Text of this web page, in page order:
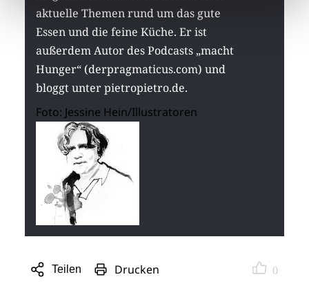
aktuelle Themen rund um das gute
Essen und die feine Küche. Er ist
außerdem Autor des Podcasts „macht
Hunger“ (derpragmaticus.com) und
bloggt unter pietropietro.de.
Foto: Jessine Hein/Illustratoren
Teilen
Sharing
Drucken 0